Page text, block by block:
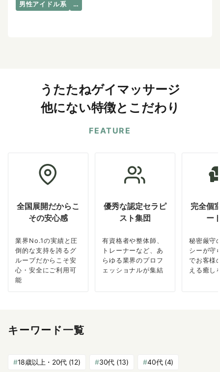
男性アイドル系
…
うたたねゲイマッサージ
他にない特徴とこだわり
FEATURE
全国展開だからこ
その安心感
業界No.1の実績と圧
倒的な支持を誇るグ
ループだからこそ安
心・安全にご利用可
能
優秀な認定セラピ
スト集団
有資格者や整体師、
トレーナーなど、あ
らゆる業界のプロフ
ェッショナルが集結
完全個
ー
秘密厳守
シーが守
でお客様
える癒し
キーワード一覧
18歳以上・20代 (12) 30代 (13) 40代(4)